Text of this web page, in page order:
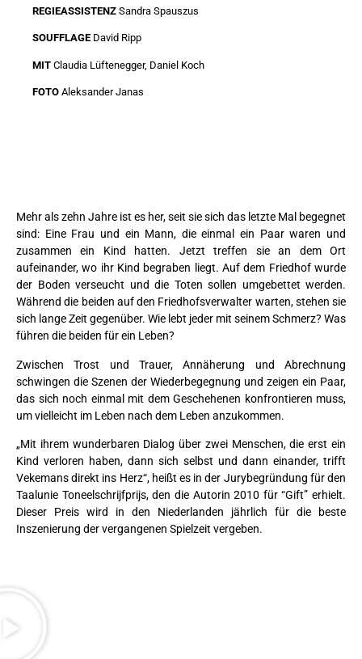
REGIEASSISTENZ Sandra Spauszus
SOUFFLAGE David Ripp
MIT Claudia Lüftenegger, Daniel Koch
FOTO Aleksander Janas
Mehr als zehn Jahre ist es her, seit sie sich das letzte Mal begegnet
sind: Eine Frau und ein Mann, die einmal ein Paar waren und
zusammen ein Kind hatten. Jetzt treffen sie an dem Ort
aufeinander, wo ihr Kind begraben liegt. Auf dem Friedhof wurde
der Boden verseucht und die Toten sollen umgebettet werden.
Während die beiden auf den Friedhofsverwalter warten, stehen sie
sich lange Zeit gegenüber. Wie lebt jeder mit seinem Schmerz? Was
führen die beiden für ein Leben?
Zwischen Trost und Trauer, Annäherung und Abrechnung
schwingen die Szenen der Wiederbegegnung und zeigen ein Paar,
das sich noch einmal mit dem Geschehenen konfrontieren muss,
um vielleicht im Leben nach dem Leben anzukommen.
„Mit ihrem wunderbaren Dialog über zwei Menschen, die erst ein
Kind verloren haben, dann sich selbst und dann einander, trifft
Vekemans direkt ins Herz“, heißt es in der Jurybegründung für den
Taalunie Toneelschrijfprijs, den die Autorin 2010 für “Gift” erhielt.
Dieser Preis wird in den Niederlanden jährlich für die beste
Inszenierung der vergangenen Spielzeit vergeben.